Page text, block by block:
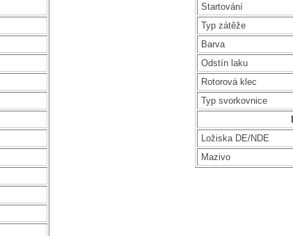
Startování
Typ zátěže
Barva
Odstín laku
Rotorová klec
Typ svorkovnice
Ložiska DE/NDE
Mazivo